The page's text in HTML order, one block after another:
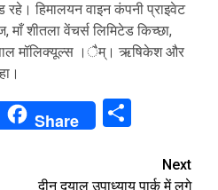
रहे। हिमालयन वाइन कंपनी प्राइवेट
शीतला वेंचर्स लिमिटेड किच्छा,
पाल मॉलिक्यूल्स ।ैम्। ऋषिकेश और
Share
Next
दीन दयाल उपाध्याय पार्क में लगे